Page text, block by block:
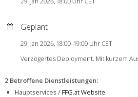
Geplant
29. Jan 2026, 18:00–19:00 Uhr CET
Verzögertes Deployment. Mit kurzem
2 Betroffene Dienstleistungen:
Hauptservices /FFG.at Website